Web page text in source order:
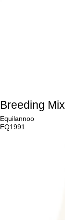
Breeding Mix
Equilannoo
EQ1991